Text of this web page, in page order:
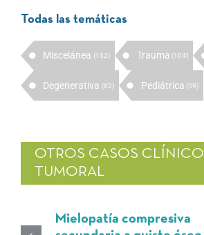
Todas las temáticas
Miscelánea (132) Trauma (104)
Degenerativa (82) Pediátrica (59)
OTROS CASOS
TUMORAL
Mielopatía compresiva